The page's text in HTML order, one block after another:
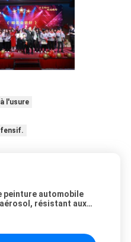
l'usure
peinture automobile
aérosol, résistant aux